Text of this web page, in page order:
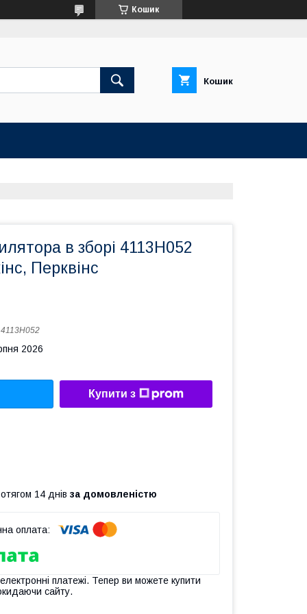
Кошик
Кошик
в зборі 4113H052
Перквінс
4113H052
2026
Купити з
14 днів за домовленістю
платежі. Тепер ви можете купити
сайту.